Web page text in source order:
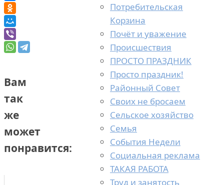
Вам
так
же
может
понравится:
Потребительская
Корзина
Почёт и уважение
Происшествия
ПРОСТО ПРАЗДНИК
Просто праздник!
Районный Совет
Своих не бросаем
Сельское хозяйство
Семья
События Недели
Социальная реклама
ТАКАЯ РАБОТА
Труд и занятость